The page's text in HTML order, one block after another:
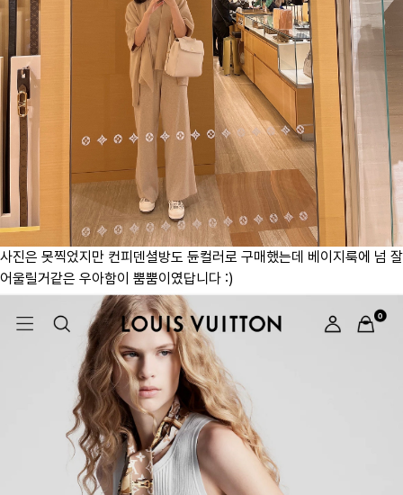
사진은 못찍었지만 컨피덴셜방도 듄컬러로 구매했는데 베이지룩에 넘 잘
어울릴거같은 우아함이 뿜뿜이였답니다 :)